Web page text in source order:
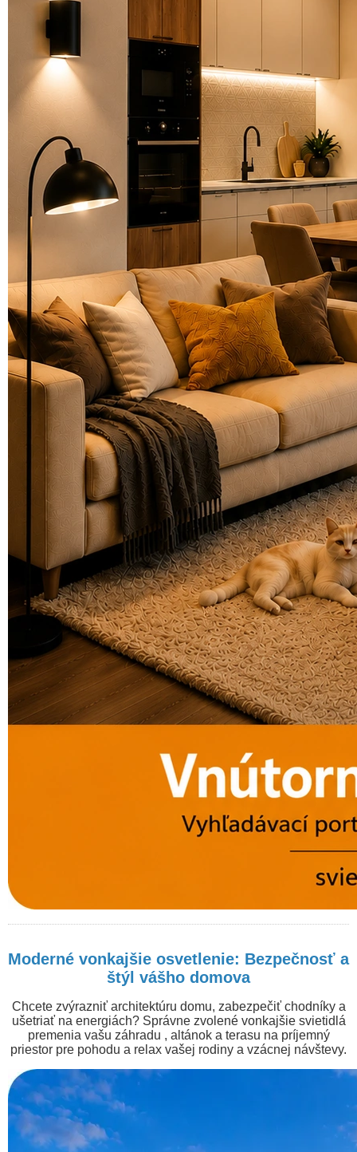
Moderné vonkajšie osvetlenie: Bezpečnosť a
štýl vášho domova
Chcete zvýrazniť architektúru domu, zabezpečiť chodníky a
ušetriať na energiách? Správne zvolené vonkajšie svietidlá
premenia vašu záhradu , altánok a terasu na príjemný
priestor pre pohodu a relax vašej rodiny a vzácnej návštevy.